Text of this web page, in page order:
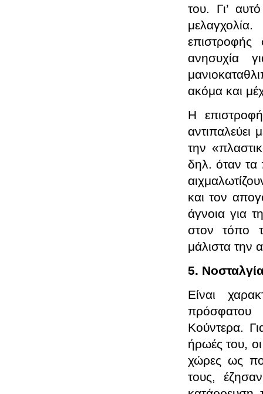
του. Γι’
ανησυχία
ακόμα και
Η
αντιπαλεύει
την
δηλ. όταν τα
και τον
άγνοια για
στον τόπο
μάλιστα την
5.
Είναι
πρόσφατου
Κούντερα.
ήρωές του, οι
χώρες ως
τους,